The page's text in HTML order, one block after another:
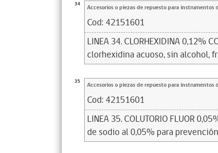
34 Accesorios o piezas de repuesto para instrumentos
Cod: 42151601
LINEA 34. CLORHEXIDINA 0,12%
clorhexidina acuoso, sin alcohol,
35 Accesorios o piezas de repuesto para instrumentos
Cod: 42151601
LINEA 35. COLUTORIO FLUOR
de sodio al 0,05% para